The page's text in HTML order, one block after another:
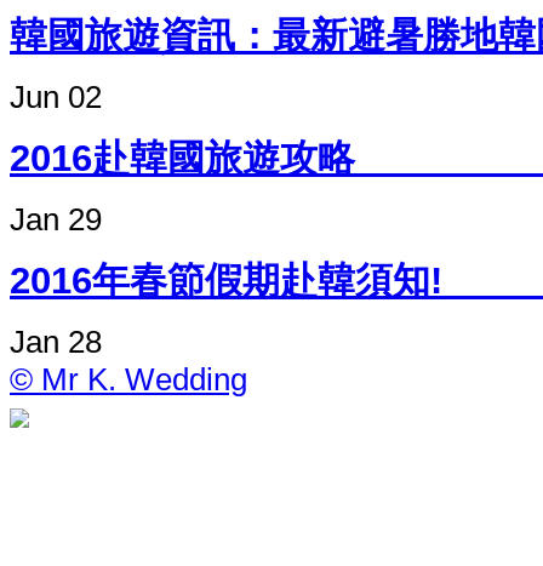
韓國旅遊資訊：最新避暑勝
Jun 02
2016赴韓國旅
Jan 29
2016年春節假期
Jan 28
© Mr K. Wedding